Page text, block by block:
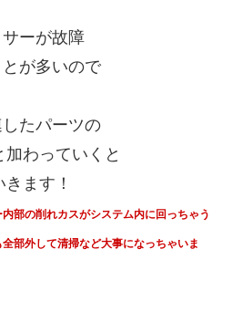
ーが故障
が多いので
たパーツの
わっていくと
ます！
部の削れカスがシステム内に回っちゃう
全部外して清掃など大事になっちゃいま